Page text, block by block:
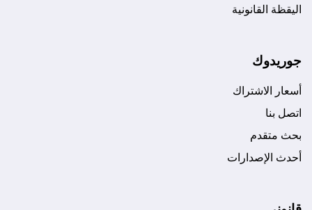
اليقظة القانونية
جوريدوك
أسعار الاشتراك
اتصل بنا
بحث متقدم
أحدث الإصدارات